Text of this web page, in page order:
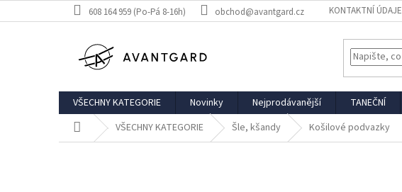
na
608 164 959 (Po-Pá 8-16h) obchod@avantgard.cz KONTAKTNÍ ÚDAJE
VŠECHNY KATEGORIE Novinky Nejprodávanější TANEČNÍ
Domů VŠECHNY KATEGORIE Šle, kšandy Košilové podvazky